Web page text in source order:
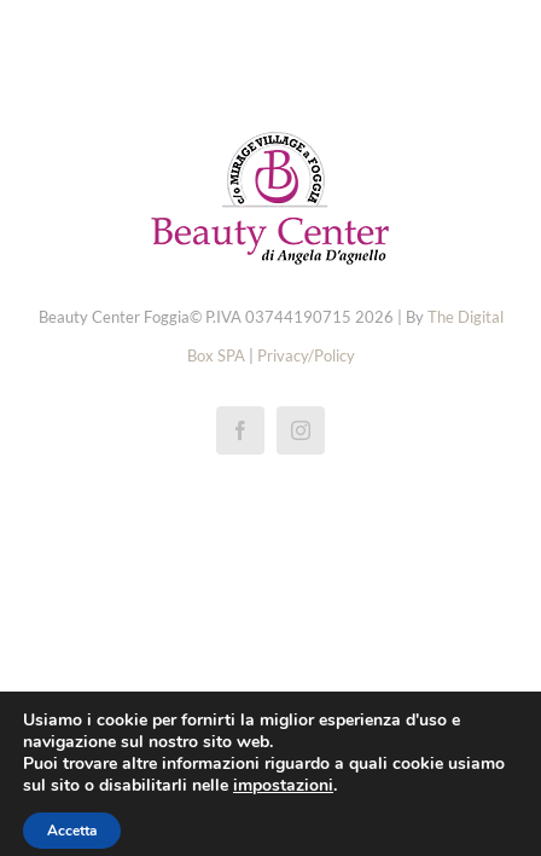
Beauty Center Foggia© P.IVA 03744190715 2026 | ByThe Digital
Box SPA
Privacy/Policy
pas cher rolex 1908 montres
replica rolex daytona orologi
pas cher omega
Réplica breitling superocean relógios
Usiamo i cookie per fornirti la miglior esperienza d'uso e
navigazione sul nostro sito web.
Puoi trovare altre informazioni riguardo a quali cookie usiamo
sul sito o disabilitarli nelle impostazioni.
Accetta